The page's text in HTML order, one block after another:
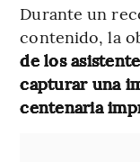
Durante un
contenido, la
de los
capturar una
centenaria